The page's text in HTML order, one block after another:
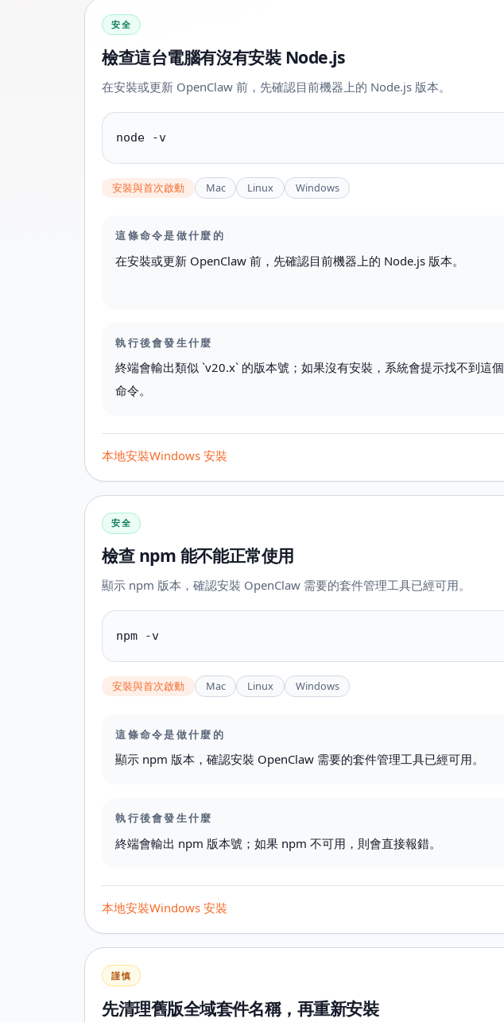
安全
檢查這台電腦有沒有安裝 Node.js
在安裝或更新 OpenClaw 前，先確認目前機器上的 Node.js 版本。
node -v
安裝與首次啟動 Mac Linux Windows
這條命令是做什麼的
在安裝或更新 OpenClaw 前，先確認目前機器上的 Node.js 版本。
執行後會發生什麼
終端會輸出類似 `v20.x` 的版本號；如果沒有安裝，系統會提示找不到這個
命令。
本地安裝Windows 安裝
安全
檢查 npm 能不能正常使用
顯示 npm 版本，確認安裝 OpenClaw 需要的套件管理工具已經可用。
npm -v
安裝與首次啟動 Mac Linux Windows
這條命令是做什麼的
顯示 npm 版本，確認安裝 OpenClaw 需要的套件管理工具已經可用。
執行後會發生什麼
終端會輸出 npm 版本號；如果 npm 不可用，則會直接報錯。
本地安裝Windows 安裝
謹慎
先清理舊版全域套件名稱，再重新安裝